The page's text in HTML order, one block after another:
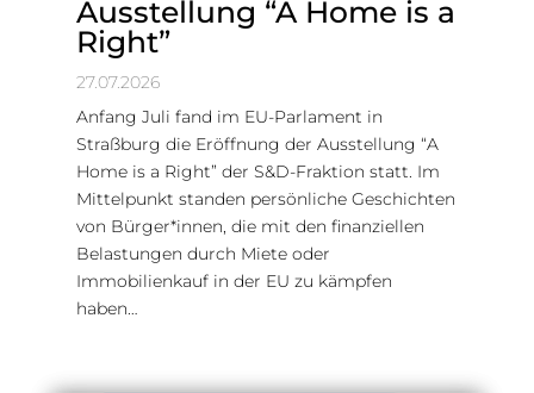
Ausstellung “A Home is a
Right”
27.07.2026
Anfang Juli fand im EU-Parlament in
Straßburg die Eröffnung der Ausstellung “A
Home is a Right” der S&D-Fraktion statt. Im
Mittelpunkt standen persönliche Geschichten
von Bürger*innen, die mit den finanziellen
Belastungen durch Miete oder
Immobilienkauf in der EU zu kämpfen
haben…